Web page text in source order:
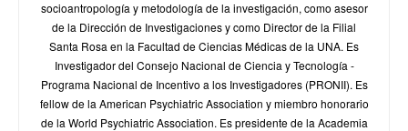
socioantropología y metodología de la investigación, como asesor
de la Dirección de Investigaciones y como Director de la Filial
Santa Rosa en la Facultad de Ciencias Médicas de la UNA. Es
Investigador del Consejo Nacional de Ciencia y Tecnología -
Programa Nacional de Incentivo a los Investigadores (PRONII). Es
fellow de la American Psychiatric Association y miembro honorario
de la World Psychiatric Association. Es presidente de la Academia